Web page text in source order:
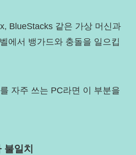
BlueStacks 같은 가상 머신과
에서 뱅가드와 충돌을 일으킵
자주 쓰는 PC라면 이 부분을
일치